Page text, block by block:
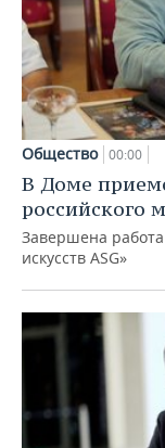
Общество 00:00
В Доме
российского
Завершена
искусств ASG»